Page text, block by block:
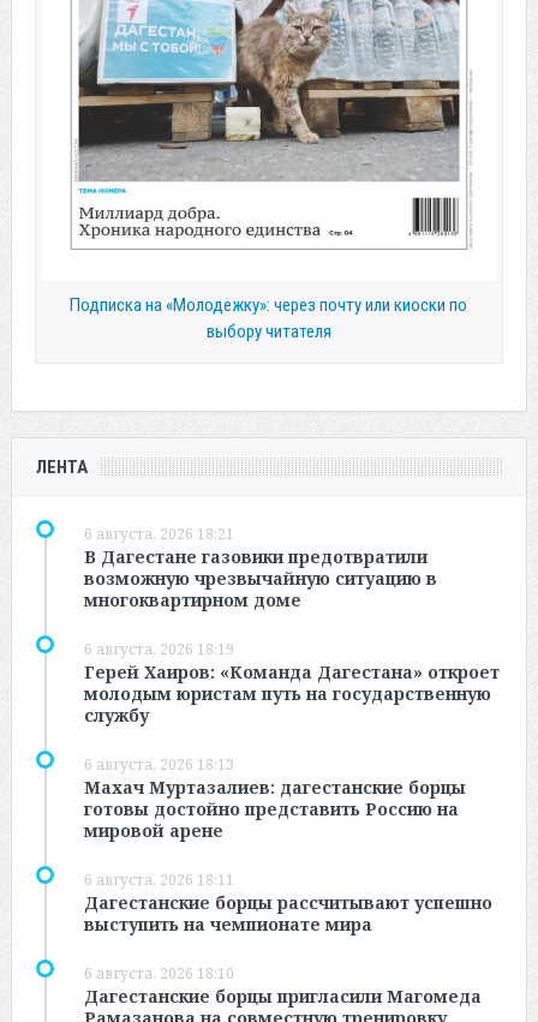
Подписка на «Молодежку»: через почту или киоски по
выбору читателя
ЛЕНТА
6 августа, 2026 18:21
В Дагестане газовики предотвратили
возможную чрезвычайную ситуацию в
многоквартирном доме
6 августа, 2026 18:19
Герей Хаиров: «Команда Дагестана» откроет
молодым юристам путь на государственную
службу
6 августа, 2026 18:13
Махач Муртазалиев: дагестанские борцы
готовы достойно представить Россию на
мировой арене
6 августа, 2026 18:11
Дагестанские борцы рассчитывают успешно
выступить на чемпионате мира
6 августа, 2026 18:10
Дагестанские борцы пригласили Магомеда